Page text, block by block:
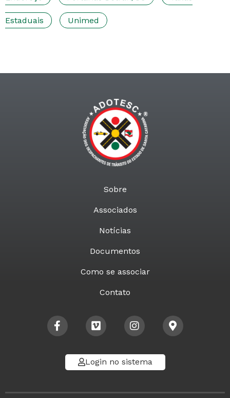
Estaduais Unimed
Sobre
Associados
Notícias
Documentos
Como se associar
Contato
Login no sistema